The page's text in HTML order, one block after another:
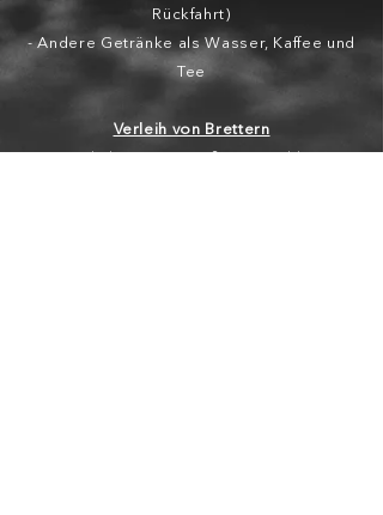
Rückfahrt)
- Andere Getränke als Wasser, Kaffee und
Tee
Verleih von Brettern